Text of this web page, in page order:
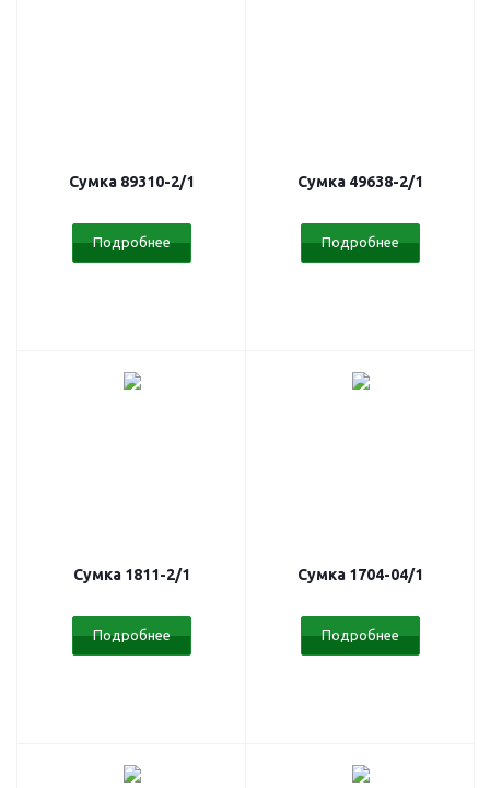
Сумка 89310-2/1
Подробнее
Сумка 49638-2/1
Подробнее
Сумка 1811-2/1
Подробнее
Сумка 1704-04/1
Подробнее